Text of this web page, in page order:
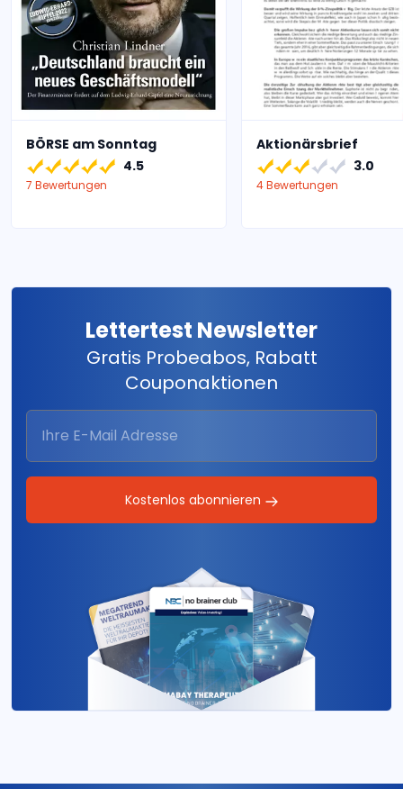
BÖRSE am Sonntag
4.5
7 Bewertungen
Aktionärsbrief
3.0
4 Bewertungen
Lettertest Newsletter
Gratis Probeabos, Rabatt
Couponaktionen
Kostenlos abonnieren